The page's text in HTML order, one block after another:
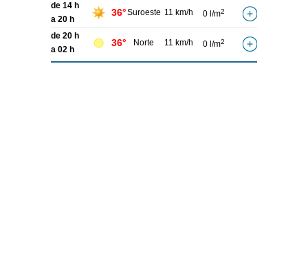
de 14 h
a 20 h
36°Suroeste 11 km/h 0 l/m2
de 20 h
a 02 h
36° Norte 11 km/h 0 l/m2